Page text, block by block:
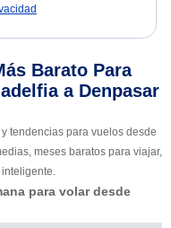
Barato Para
a Denpasar
tendencias para vuelos desde
meses baratos para viajar,
para volar desde